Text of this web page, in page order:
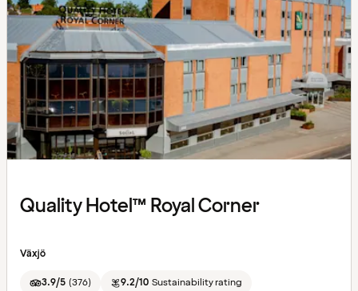
Quality Hotel™ Royal Corner
Växjö
3.9/5 (376) 9.2/10 Sustainability rating